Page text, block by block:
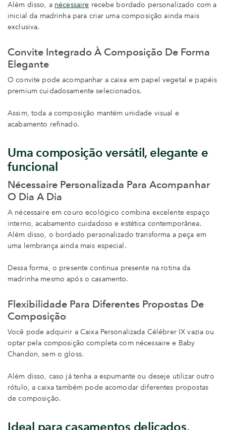
Além disso, a nécessaire recebe bordado personalizado com a
inicial da madrinha para criar uma composição ainda mais
exclusiva.
Convite Integrado À Composição De Forma
Elegante
O convite pode acompanhar a caixa em papel vegetal e papéis
premium cuidadosamente selecionados.
Assim, toda a composição mantém unidade visual e
acabamento refinado.
Uma composição versátil, elegante e
funcional
Nécessaire Personalizada Para Acompanhar
O Dia A Dia
A nécessaire em couro ecológico combina excelente espaço
interno, acabamento cuidadoso e estética contemporânea.
Além disso, o bordado personalizado transforma a peça em
uma lembrança ainda mais especial.
Dessa forma, o presente continua presente na rotina da
madrinha mesmo após o casamento.
Flexibilidade Para Diferentes Propostas De
Composição
Você pode adquirir a Caixa Personalizada Célébrer IX vazia ou
optar pela composição completa com nécessaire e Baby
Chandon, sem o gloss.
Além disso, caso já tenha a espumante ou deseje utilizar outro
rótulo, a caixa também pode acomodar diferentes propostas
de composição.
Ideal para casamentos delicados,